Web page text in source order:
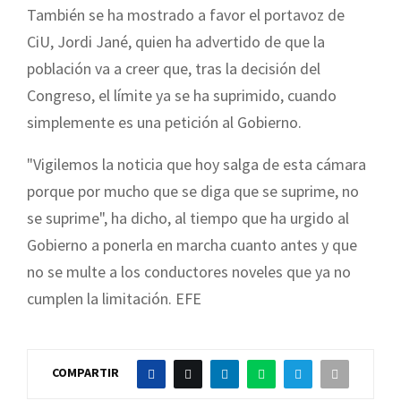
También se ha mostrado a favor el portavoz de
CiU, Jordi Jané, quien ha advertido de que la
población va a creer que, tras la decisión del
Congreso, el límite ya se ha suprimido, cuando
simplemente es una petición al Gobierno.
"Vigilemos la noticia que hoy salga de esta cámara
porque por mucho que se diga que se suprime, no
se suprime", ha dicho, al tiempo que ha urgido al
Gobierno a ponerla en marcha cuanto antes y que
no se multe a los conductores noveles que ya no
cumplen la limitación. EFE
COMPARTIR